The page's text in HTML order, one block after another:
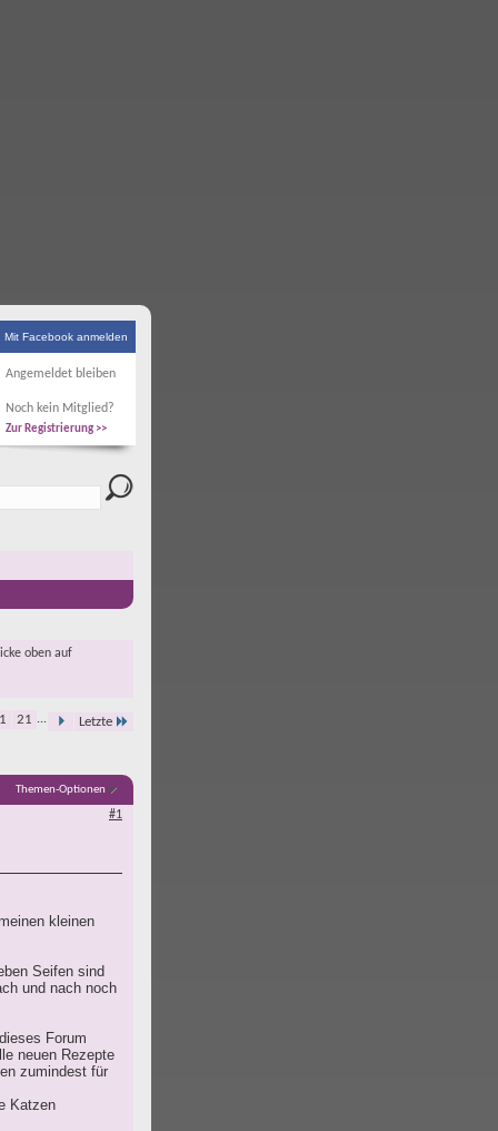
Mit Facebook anmelden
Angemeldet bleiben
Noch kein Mitglied?
Zur Registrierung >>
oben auf
21 ... Letzte
Themen-Optionen
#1
kleinen
Seifen sind
und nach noch
Forum
neuen Rezepte
zumindest für
Katzen